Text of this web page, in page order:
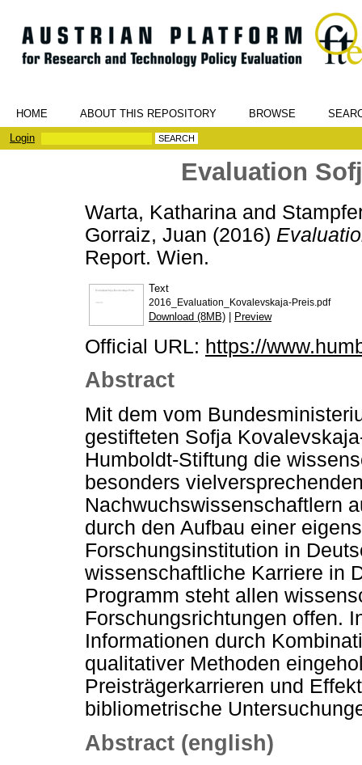
HOME ABOUT THIS REPOSITORY BROWSE
Login
Evaluation
Warta, Katharina and
Gorraiz, Juan (2016)
Report. Wien.
Text
2016_Evaluation_Kovalevskaja-Preis.pdf
Download (8MB) | Preview
Official URL: https://
Abstract
Mit dem vom
gestifteten Sofja
Humboldt-Stiftung die
besonders
Nachwuchswissenschaftlern
durch den Aufbau einer
Forschungsinstitution in
wissenschaftliche Karriere in
Programm steht allen
Forschungsrichtungen offen.
Informationen durch
qualitativer Methoden
Preisträgerkarrieren und
bibliometrische
Abstract (english)